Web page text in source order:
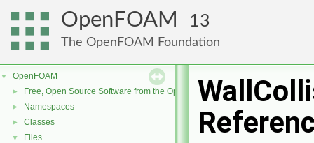
OpenFOAM 13
The OpenFOAM Foundation
▼ OpenFOAM
► Free, Open Source Software from the OpenFOAM Foundation
► Namespaces
► Classes
▼ Files